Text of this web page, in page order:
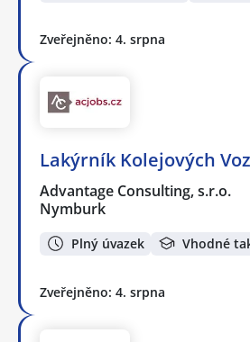
Zveřejněno: 4. srpna
Lakýrník Kolejových
Advantage Consulting, s.r.o.
Nymburk
Plný úvazek Vhodné
Zveřejněno: 4. srpna